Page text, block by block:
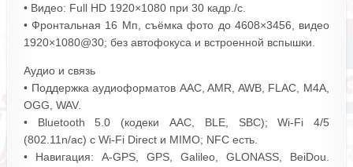
• Видео: Full HD 1920×1080 при 30 кадр./с.
• Фронтальная 16 Мп, съёмка фото до 4608×3456, видео
1920×1080@30; без автофокуса и встроенной вспышки.
Аудио и связь
• Поддержка аудиоформатов AAC, AMR, AWB, FLAC, M4A,
OGG, WAV.
• Bluetooth 5.0 (кодеки AAC, BLE, SBC); Wi‑Fi 4/5
(802.11n/ac) с Wi‑Fi Direct и MIMO; NFC есть.
• Навигация: A‑GPS, GPS, Galileo, GLONASS, BeiDou.